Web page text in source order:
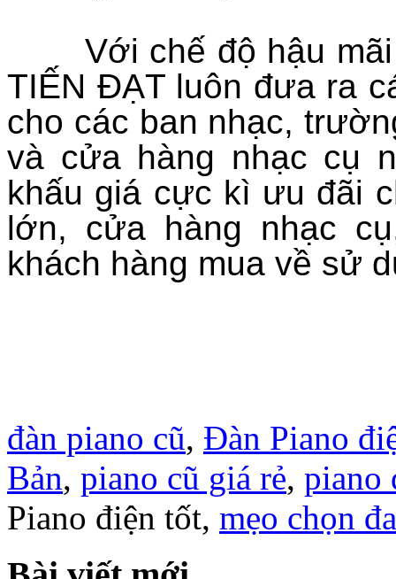
Với chế độ hậu mãi
TIẾN ĐẠT luôn đưa ra
cho các ban nhạc,
và cửa hàng nhạc cụ
khấu giá cực kì ưu đãi
lớn, cửa hàng nhạc
khách hàng mua về sử
đàn piano cũ, Đàn Piano
Bản, piano cũ giá rẻ, piano
Piano điện tốt, mẹo chọn